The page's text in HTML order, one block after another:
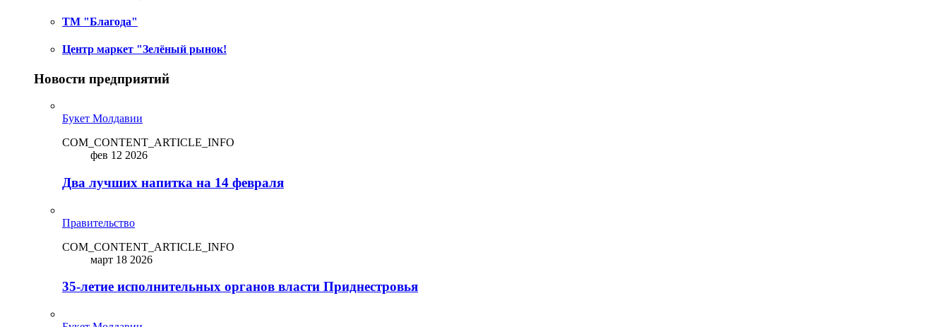
ТМ "Благода"
Центр маркет "Зелёный рынок!
Новости предприятий
Букет Молдавии
COM_CONTENT_ARTICLE_INFO
фев 12 2026
Два лучших напитка на 14 февраля
Правительство
COM_CONTENT_ARTICLE_INFO
март 18 2026
35-летие исполнительных органов власти Приднестровья